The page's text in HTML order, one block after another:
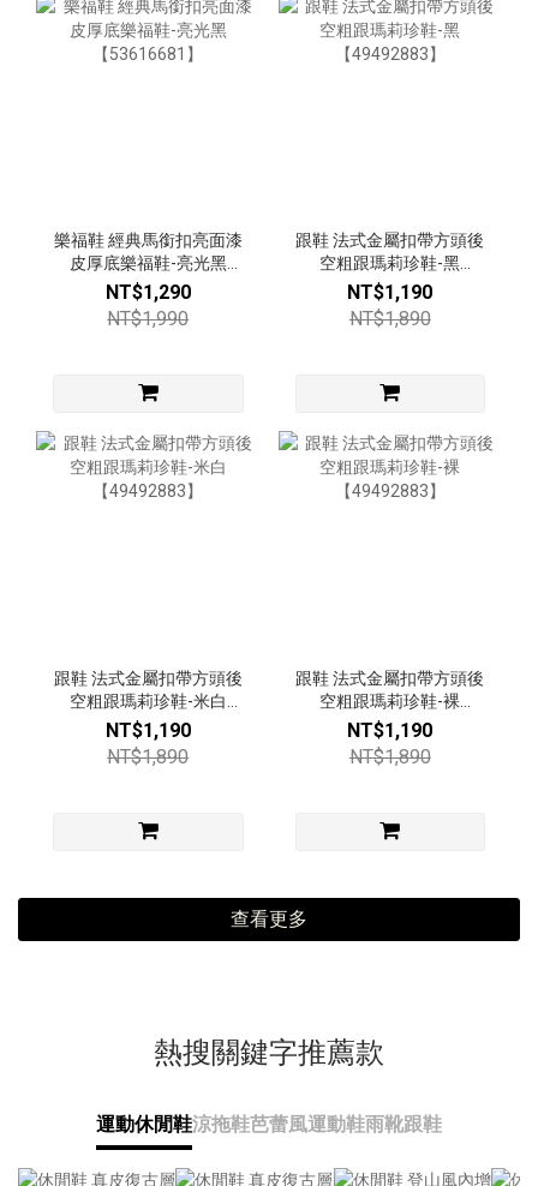
樂福鞋 經典馬銜扣亮面漆
皮厚底樂福鞋-亮光黑
【53616681】
NT$1,290
NT$1,990
跟鞋 法式金屬扣帶方頭後
空粗跟瑪莉珍鞋-黑
【49492883】
NT$1,190
NT$1,890
跟鞋 法式金屬扣帶方頭後
空粗跟瑪莉珍鞋-米白
【49492883】
NT$1,190
NT$1,890
跟鞋 法式金屬扣帶方頭後
空粗跟瑪莉珍鞋-裸
【49492883】
NT$1,190
NT$1,890
查看更多
熱搜關鍵字推薦款
運動休閒鞋涼拖鞋芭蕾風運動鞋雨靴跟鞋